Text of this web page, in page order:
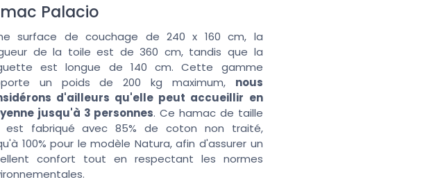
Palacio
surface de couchage de 240 x 160 cm, la
de la toile est de 360 cm, tandis que la
est longue de 140 cm. Cette gamme
un poids de 200 kg maximum, nous
d'ailleurs qu'elle peut accueillir en
jusqu'à 3 personnes. Ce hamac de taille
est fabriqué avec 85% de coton non traité,
100% pour le modèle Natura, afin d'assurer un
confort tout en respectant les normes